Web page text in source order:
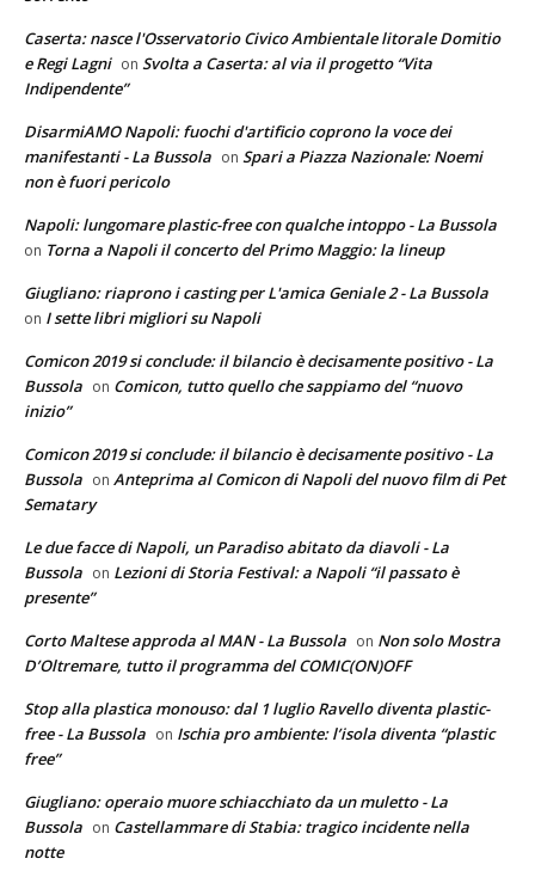
Caserta: nasce l'Osservatorio Civico Ambientale litorale Domitio
e Regi Lagni on Svolta a Caserta: al via il progetto “Vita
Indipendente”
DisarmiAMO Napoli: fuochi d'artificio coprono la voce dei
manifestanti - La Bussola on Spari a Piazza Nazionale: Noemi
non è fuori pericolo
Napoli: lungomare plastic-free con qualche intoppo - La Bussola
on Torna a Napoli il concerto del Primo Maggio: la lineup
Giugliano: riaprono i casting per L'amica Geniale 2 - La Bussola
on I sette libri migliori su Napoli
Comicon 2019 si conclude: il bilancio è decisamente positivo - La
Bussola on Comicon, tutto quello che sappiamo del “nuovo
inizio”
Comicon 2019 si conclude: il bilancio è decisamente positivo - La
Bussola on Anteprima al Comicon di Napoli del nuovo film di Pet
Sematary
Le due facce di Napoli, un Paradiso abitato da diavoli - La
Bussola on Lezioni di Storia Festival: a Napoli “il passato è
presente”
Corto Maltese approda al MAN - La Bussola on Non solo Mostra
D’Oltremare, tutto il programma del COMIC(ON)OFF
Stop alla plastica monouso: dal 1 luglio Ravello diventa plastic-
free - La Bussola on Ischia pro ambiente: l’isola diventa “plastic
free”
Giugliano: operaio muore schiacchiato da un muletto - La
Bussola on Castellammare di Stabia: tragico incidente nella
notte